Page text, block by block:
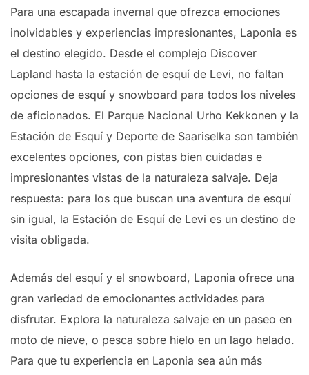
Para una escapada invernal que ofrezca emociones
inolvidables y experiencias impresionantes, Laponia es
el destino elegido. Desde el complejo Discover
Lapland hasta la estación de esquí de Levi, no faltan
opciones de esquí y snowboard para todos los niveles
de aficionados. El Parque Nacional Urho Kekkonen y la
Estación de Esquí y Deporte de Saariselka son también
excelentes opciones, con pistas bien cuidadas e
impresionantes vistas de la naturaleza salvaje. Deja
respuesta: para los que buscan una aventura de esquí
sin igual, la Estación de Esquí de Levi es un destino de
visita obligada.
Además del esquí y el snowboard, Laponia ofrece una
gran variedad de emocionantes actividades para
disfrutar. Explora la naturaleza salvaje en un paseo en
moto de nieve, o pesca sobre hielo en un lago helado.
Para que tu experiencia en Laponia sea aún más